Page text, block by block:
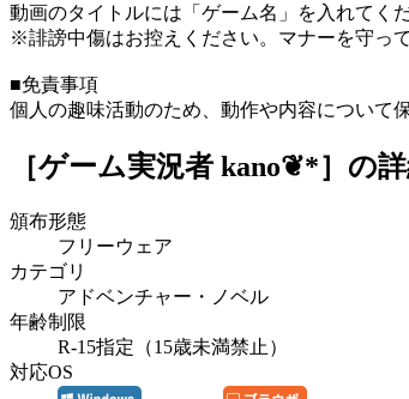
動画のタイトルには「ゲーム名」を入れてく
※誹謗中傷はお控えください。マナーを守っ
■免責事項
個人の趣味活動のため、動作や内容について
［ゲーム実況者 kano❦*］ の
頒布形態
フリーウェア
カテゴリ
アドベンチャー・ノベル
年齢制限
R-15指定（15歳未満禁止）
対応OS